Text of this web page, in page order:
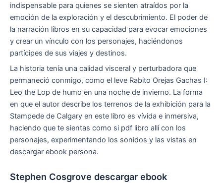
indispensable para quienes se sienten atraídos por la
emoción de la exploración y el descubrimiento. El poder de
la narración libros en su capacidad para evocar emociones
y crear un vínculo con los personajes, haciéndonos
partícipes de sus viajes y destinos.
La historia tenía una calidad visceral y perturbadora que
permaneció conmigo, como el leve Rabito Orejas Gachas I:
Leo the Lop de humo en una noche de invierno. La forma
en que el autor describe los terrenos de la exhibición para la
Stampede de Calgary en este libro es vívida e inmersiva,
haciendo que te sientas como si pdf libro allí con los
personajes, experimentando los sonidos y las vistas en
descargar ebook persona.
Stephen Cosgrove descargar ebook